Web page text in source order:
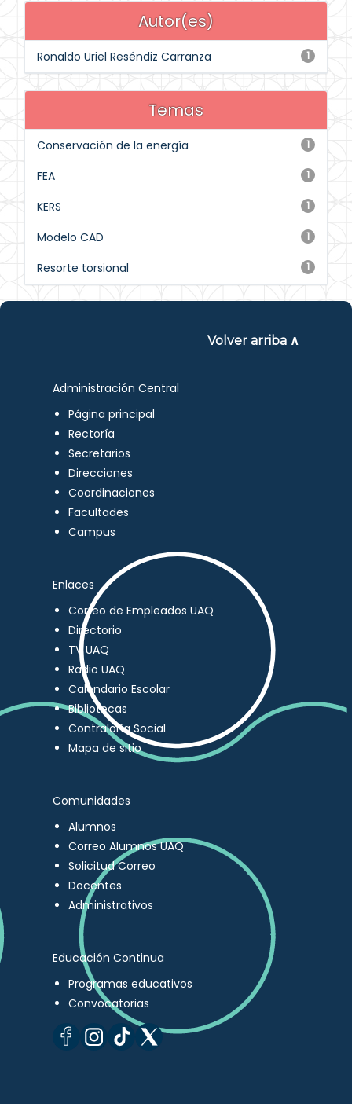
Autor(es)
1
Ronaldo Uriel Reséndiz Carranza
Temas
1
Conservación de la energía
1
FEA
1
KERS
1
Modelo CAD
1
Resorte torsional
Volver arriba ∧
Administración Central
Página principal
Rectoría
Secretarios
Direcciones
Coordinaciones
Facultades
Campus
Enlaces
Correo de Empleados UAQ
Directorio
TV UAQ
Radio UAQ
Calendario Escolar
Bibliotecas
Contraloría Social
Mapa de sitio
Comunidades
Alumnos
Correo Alumnos UAQ
Solicitud Correo
Docentes
Administrativos
Educación Continua
Programas educativos
Convocatorias